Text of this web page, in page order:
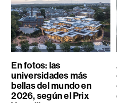
En fotos: las
universidades más
bellas del mundo en
2026, según el Prix